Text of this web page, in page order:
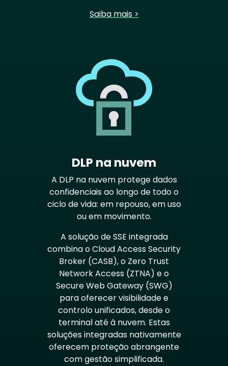
Saiba mais >
DLP na nuvem
A DLP na nuvem protege dados
confidenciais ao longo de todo o
ciclo de vida: em repouso, em uso
ou em movimento.
A solução de SSE integrada
combina o Cloud Access Security
Broker (CASB), o Zero Trust
Network Access (ZTNA) e o
Secure Web Gateway (SWG)
para oferecer visibilidade e
controlo unificados, desde o
terminal até à nuvem. Estas
soluções integradas nativamente
oferecem proteção abrangente
com gestão simplificada.